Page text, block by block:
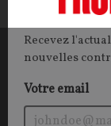
Recevez
nouvelles
Votre email